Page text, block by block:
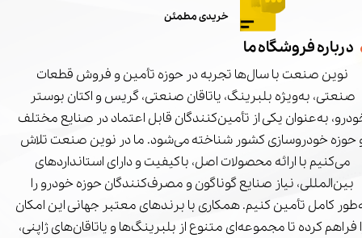
خریدی مطمئن
درباره فروشگاه ما
نوین صنعت با سال‌ها تجربه در حوزه تأمین و فروش قطعات
صنعتی، به‌ویژه بلبرینگ، یاتاقان صنعتی، گریس و اکتان بوستر
به‌عنوان یکی از تأمین‌کنندگان قابل اعتماد در صنایع مختلف
حوزه خودروسازی کشور شناخته می‌شود. ما در نوین صنعت تلاش
می‌کنیم با ارائه محصولات اصل، باکیفیت و دارای استانداردهای
بین‌المللی، نیاز صنایع گوناگون و مصرف‌کنندگان حوزه خودرو را
کامل تأمین کنیم. همکاری با برندهای معتبر جهانی این امکان
فراهم کرده تا مجموعه‌ای متنوع از بلبرینگ‌ها و یاتاقان‌های ژاپنی،